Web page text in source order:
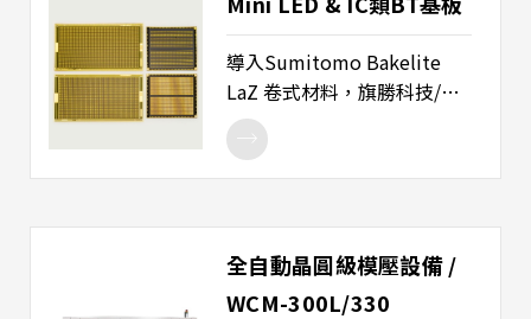
preg預浸材料做成的基板，
能針對電子產品提供最優良
的低翹曲特性及符合半導體
相關的可靠度解決需求，並
應用在各種電子產品上。 產
品用途：塑膠基板材料、超
薄型被動元件基板、軟性基
導入Sumitomo Bakelite
LaZ 卷式材料，旗勝科技/易
華電子卷對卷生產製造，提
供細線路、高密度、薄型化
的類BT基板。
全自動晶圓級模壓設備 /
WCM-300L/330